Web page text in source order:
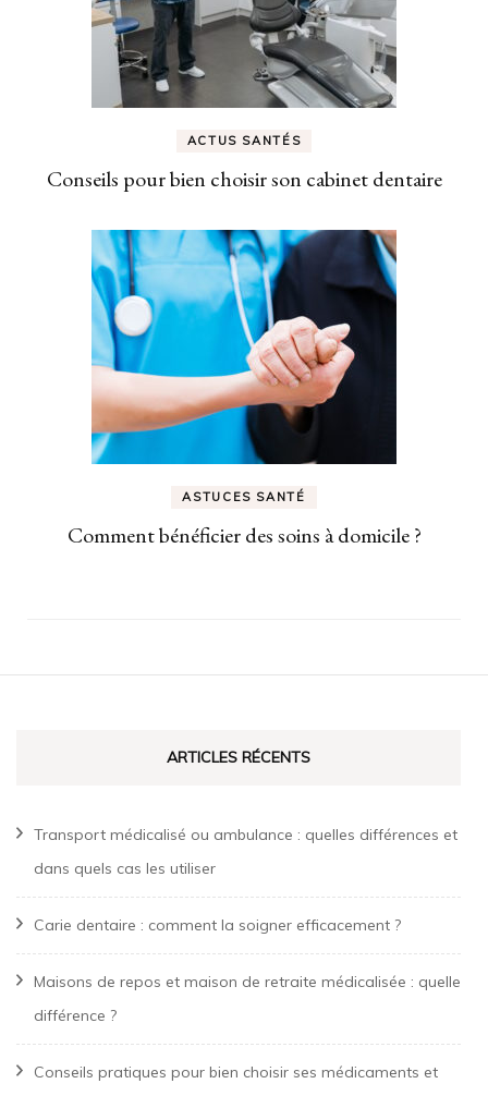
ACTUS SANTÉS
Conseils pour bien choisir son cabinet dentaire
ASTUCES SANTÉ
Comment bénéficier des soins à domicile ?
ARTICLES RÉCENTS
Transport médicalisé ou ambulance : quelles différences et
dans quels cas les utiliser
Carie dentaire : comment la soigner efficacement ?
Maisons de repos et maison de retraite médicalisée : quelle
différence ?
Conseils pratiques pour bien choisir ses médicaments et